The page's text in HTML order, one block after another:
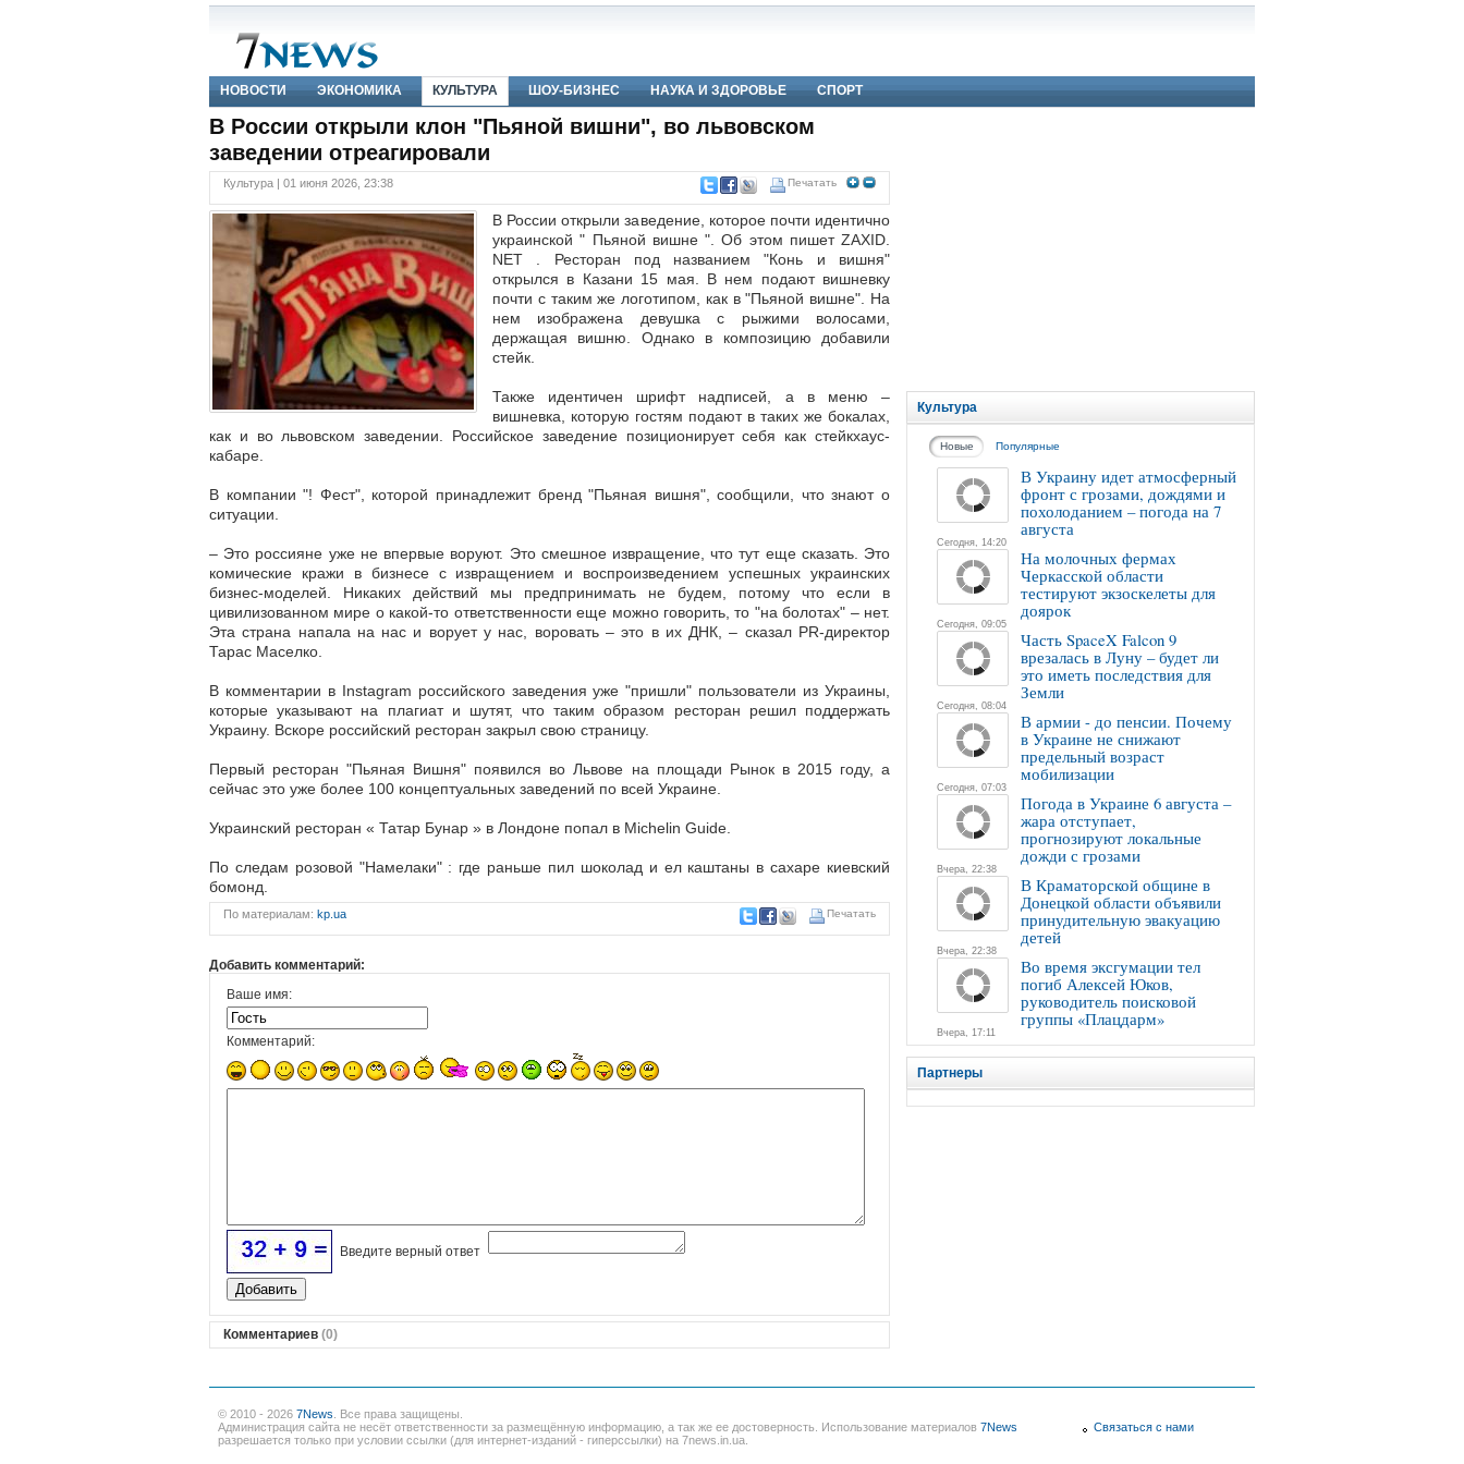
НОВОСТИ ЭКОНОМИКА КУЛЬТУРА ШОУ-БИЗНЕС НАУКА И ЗДОРОВЬЕ СПОРТ
В России открыли клон "Пьяной вишни", во львовском
заведении отреагировали
Печатать
Культура | 01 июня 2026, 23:38
В России открыли заведение, которое почти идентично
украинской " Пьяной вишне ". Об этом пишет ZAXID.
NET . Ресторан под названием "Конь и вишня"
открылся в Казани 15 мая. В нем подают вишневку
почти с таким же логотипом, как в "Пьяной вишне". На
нем изображена девушка с рыжими волосами,
держащая вишню. Однако в композицию добавили
стейк.
Также идентичен шрифт надписей, а в меню –
вишневка, которую гостям подают в таких же бокалах,
как и во львовском заведении. Российское заведение позиционирует себя как стейкхаус-
кабаре.
В компании "! Фест", которой принадлежит бренд "Пьяная вишня", сообщили, что знают о
ситуации.
– Это россияне уже не впервые воруют. Это смешное извращение, что тут еще сказать. Это
комические кражи в бизнесе с извращением и воспроизведением успешных украинских
бизнес-моделей. Никаких действий мы предпринимать не будем, потому что если в
цивилизованном мире о какой-то ответственности еще можно говорить, то "на болотах" – нет.
Эта страна напала на нас и ворует у нас, воровать – это в их ДНК, – сказал PR-директор
Тарас Маселко.
В комментарии в Instagram российского заведения уже "пришли" пользователи из Украины,
которые указывают на плагиат и шутят, что таким образом ресторан решил поддержать
Украину. Вскоре российский ресторан закрыл свою страницу.
Первый ресторан "Пьяная Вишня" появился во Львове на площади Рынок в 2015 году, а
сейчас это уже более 100 концептуальных заведений по всей Украине.
Украинский ресторан « Татар Бунар » в Лондоне попал в Michelin Guide.
По следам розовой "Намелаки" : где раньше пил шоколад и ел каштаны в сахаре киевский
бомонд.
Печатать
По материалам: kp.ua
Добавить комментарий:
Ваше имя:
Комментарий:
Введите верный ответ
Комментариев (0)
Культура
Новые Популярные
В Украину идет атмосферный
фронт с грозами, дождями и
похолоданием – погода на 7
августа
Сегодня, 14:20
На молочных фермах
Черкасской области
тестируют экзоскелеты для
доярок
Сегодня, 09:05
Часть SpaceX Falcon 9
врезалась в Луну – будет ли
это иметь последствия для
Земли
Сегодня, 08:04
В армии - до пенсии. Почему
в Украине не снижают
предельный возраст
мобилизации
Сегодня, 07:03
Погода в Украине 6 августа –
жара отступает,
прогнозируют локальные
дожди с грозами
Вчера, 22:38
В Краматорской общине в
Донецкой области объявили
принудительную эвакуацию
детей
Вчера, 22:38
Во время эксгумации тел
погиб Алексей Юков,
руководитель поисковой
группы «Плацдарм»
Вчера, 17:11
Партнеры
© 2010 - 2026 7News . Все права защищены.
Администрация сайта не несёт ответственности за размещённую информацию, а так же ее достоверность. Использование материалов 7News
разрешается только при условии ссылки (для интернет-изданий - гиперссылки) на 7news.in.ua.
Связаться с нами